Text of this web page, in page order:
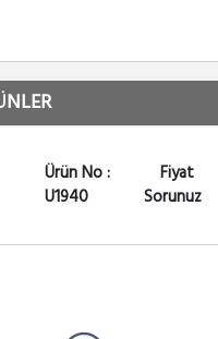
Ürün No :
U1940
Fiyat
Sorunuz